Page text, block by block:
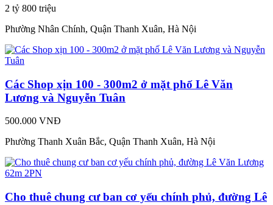
2 tỷ 800 triệu
Phường Nhân Chính, Quận Thanh Xuân, Hà Nội
Các Shop xịn 100 - 300m2 ở mặt phố Lê Văn
Lương và Nguyễn Tuân
500.000 VNĐ
Phường Thanh Xuân Bắc, Quận Thanh Xuân, Hà Nội
Cho thuê chung cư ban cơ yếu chính phủ, đường Lê